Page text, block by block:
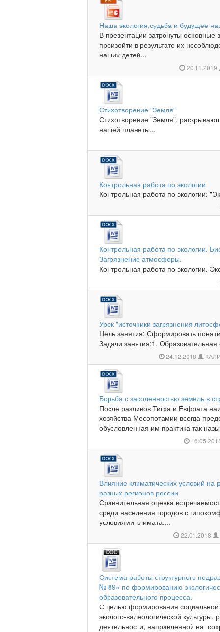
Наша экология,судьба и будущее
В презентации затронуты основные
произойти в результате их
наших детей...
20.11.2019
Стихотворение "Земля"
Стихотворение "Земля",
нашей планеты...
Контрольная работа по экологии
Контрольная работа по экологии:
Контрольная работа по экологии.
Загрязнение атмосферы.
Контрольная работа по экологии.
Урок "источники загрязнения
Цель занятия: Сформировать
Задачи занятия:1. Образовательная
24.12.2018
Борьба с засоленностью земель в
После разливов Тигра и Евфрата
хозяйства Месопотамии всегда
обусловленная им практика так
Влияние климатических условий на
разных регионов россии
Сравнительная оценка
среди населения городов с
условиями климата....
22.01.2018
Система работы структурного
№ 89» по формированию
образовательного процесса.
С целью формирования социальной
эколого-валеологической культуры,
деятельности, направленной на